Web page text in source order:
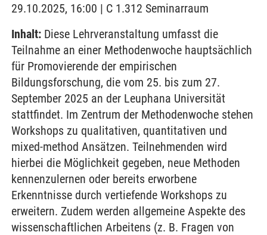
29.10.2025, 16:00 | C 1.312 Seminarraum
Inhalt: Diese Lehrveranstaltung umfasst die
Teilnahme an einer Methodenwoche hauptsächlich
für Promovierende der empirischen
Bildungsforschung, die vom 25. bis zum 27.
September 2025 an der Leuphana Universität
stattfindet. Im Zentrum der Methodenwoche stehen
Workshops zu qualitativen, quantitativen und
mixed-method Ansätzen. Teilnehmenden wird
hierbei die Möglichkeit gegeben, neue Methoden
kennenzulernen oder bereits erworbene
Erkenntnisse durch vertiefende Workshops zu
erweitern. Zudem werden allgemeine Aspekte des
wissenschaftlichen Arbeitens (z. B. Fragen von